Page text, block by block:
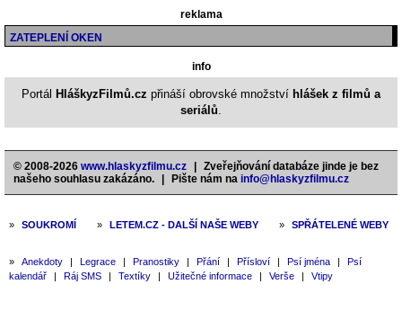
reklama
ZATEPLENÍ OKEN
info
Portál HláškyzFilmů.cz přináší obrovské množství hlášek z filmů a
seriálů.
© 2008-2026 www.hlaskyzfilmu.cz
Zveřejňování databáze jinde je bez
našeho souhlasu zakázáno.
Pište nám na info@hlaskyzfilmu.cz
» SOUKROMÍ » LETEM.CZ - DALŠÍ NAŠE WEBY » SPŘÁTELENÉ WEBY
» Anekdoty | Legrace | Pranostiky | Přání | Přísloví | Psí jména |
Psí
kalendář
| Ráj SMS | Textíky | Užitečné informace | Verše | Vtipy